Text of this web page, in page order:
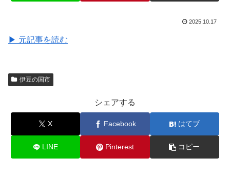
2025.10.17
▶ 元記事を読む
伊豆の国市
シェアする
X Facebook はてブ
LINE Pinterest コピー